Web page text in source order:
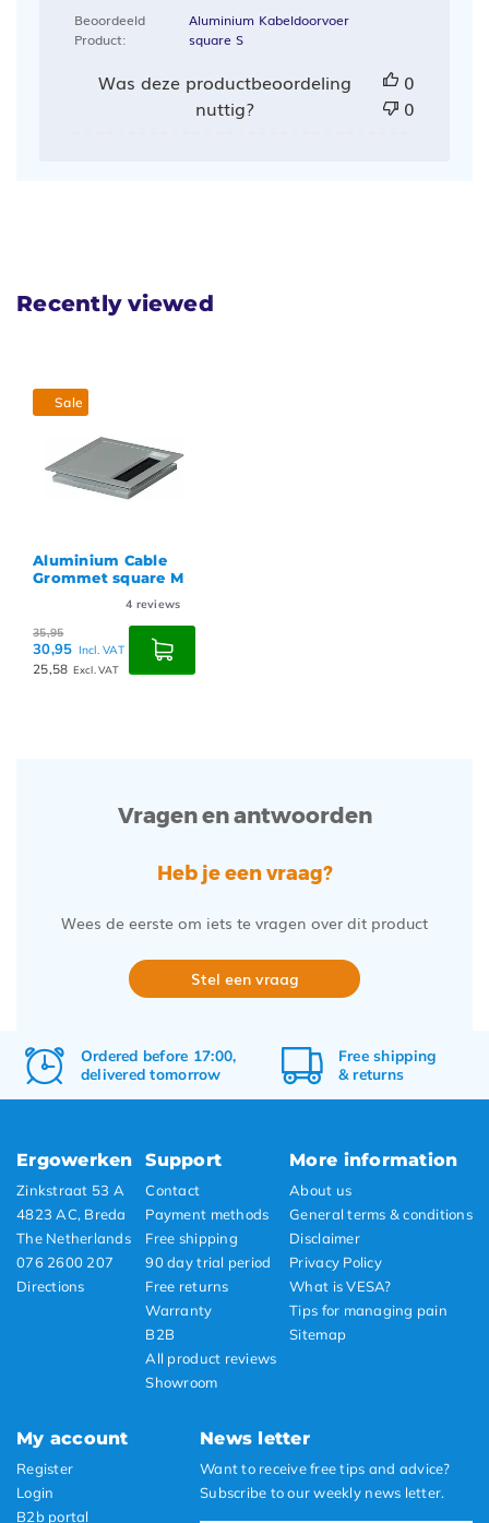
Beoordeeld
Product:
Aluminium Kabeldoorvoer
square S
Was deze productbeoordeling
nuttig?
0
0
Recently viewed
Sale
Aluminium Cable
Grommet square M
4 reviews
35,95
30,95 Incl. VAT
25,58 Excl. VAT
Vragen en antwoorden
Heb je een vraag?
Wees de eerste om iets te vragen over dit product
Stel een vraag
Ordered before 17:00,
delivered tomorrow
Freeshipping
&returns
Ergowerken
Zinkstraat 53 A
4823 AC, Breda
The Netherlands
076 2600 207
Directions
Support
Contact
Payment methods
Free shipping
90 day trial period
Free returns
Warranty
B2B
All product reviews
Showroom
More information
About us
General terms & conditions
Disclaimer
Privacy Policy
What is VESA?
Tips for managing pain
Sitemap
My account
Register
Login
B2b portal
News letter
Want to receive free tips and advice?
Subscribe to our weekly news letter.